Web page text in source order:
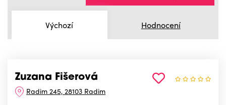
Výchozí Hodnocení
Zuzana Fišerová
Radim 245, 28103 Radim